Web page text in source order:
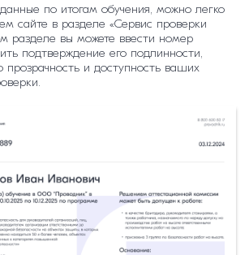
по итогам обучения, можно легко
сайте в разделе «Сервис проверки
разделе вы можете ввести номер
подтверждение его подлинности,
прозрачность и доступность ваших